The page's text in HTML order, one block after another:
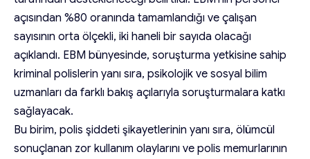
açısından %80 oranında tamamlandığı ve çalışan
sayısının orta ölçekli, iki haneli bir sayıda olacağı
açıklandı. EBM bünyesinde, soruşturma yetkisine sahip
kriminal polislerin yanı sıra, psikolojik ve sosyal bilim
uzmanları da farklı bakış açılarıyla soruşturmalara katkı
sağlayacak.
Bu birim, polis şiddeti şikayetlerinin yanı sıra, ölümcül
sonuçlanan zor kullanım olaylarını ve polis memurlarının